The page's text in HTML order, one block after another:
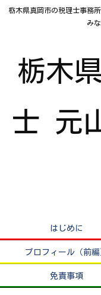
栃木県真岡市の税理士事務
み
栃木
士 元
はじめに
プロフィール（前編
免責事項